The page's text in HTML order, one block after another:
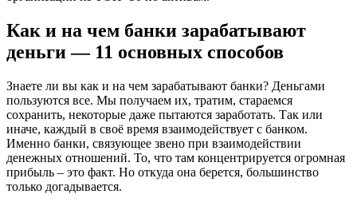
Как и на чем банки зарабатывают
деньги — 11 основных способов
Знаете ли вы как и на чем зарабатывают банки? Деньгами
пользуются все. Мы получаем их, тратим, стараемся
сохранить, некоторые даже пытаются заработать. Так или
иначе, каждый в своё время взаимодействует с банком.
Именно банки, связующее звено при взаимодействии
денежных отношений. То, что там концентрируется огромная
прибыль – это факт. Но откуда она берется, большинство
только догадывается.